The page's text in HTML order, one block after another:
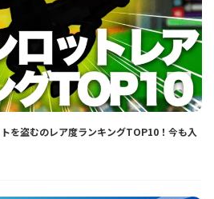
を盗むのレア度ランキングTOP10！今も入